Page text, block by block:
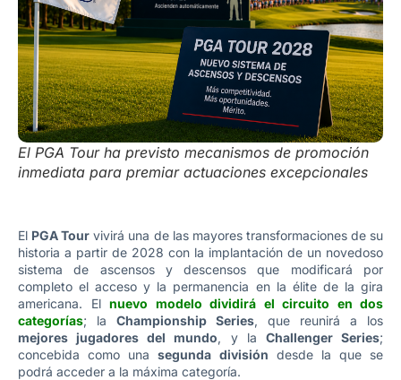
El PGA Tour ha previsto mecanismos de promoción
inmediata para premiar actuaciones excepcionales
El PGA Tour vivirá una de las mayores transformaciones de su
historia a partir de 2028 con la implantación de un novedoso
sistema de ascensos y descensos que modificará por
completo el acceso y la permanencia en la élite de la gira
americana. El nuevo modelo dividirá el circuito en dos
categorías; la Championship Series, que reunirá a los
mejores jugadores del mundo, y la Challenger Series;
concebida como unasegunda división desde la que se
podrá acceder a la máxima categoría.